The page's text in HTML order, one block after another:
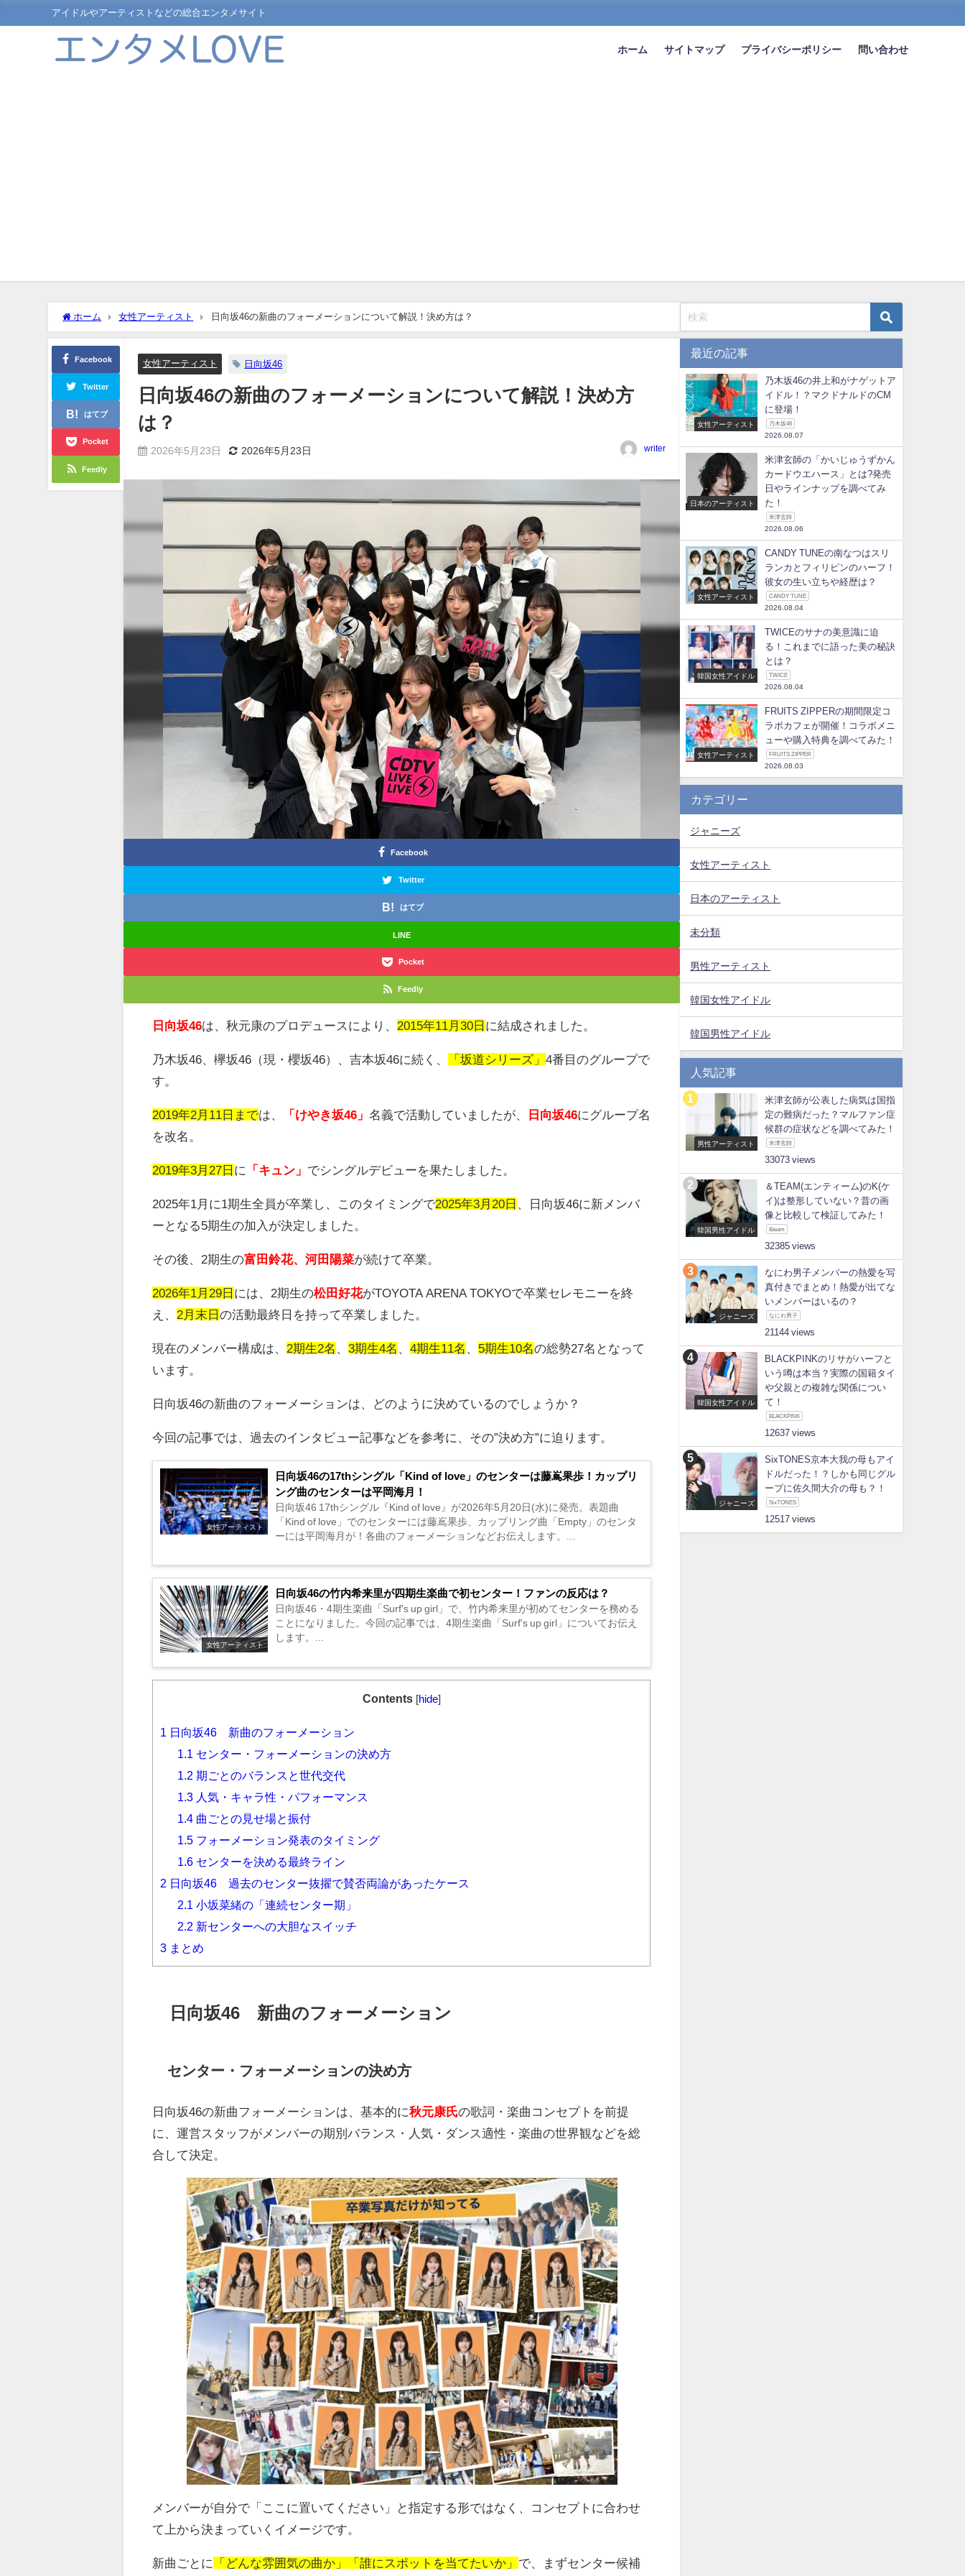
アイドルやアーティストなどの総合エンタメサイト
ホーム サイトマップ プライバシーポリシー 問い合わせ
ホーム 女性アーティスト 日向坂46の新曲のフォーメーションについて解説！決め方は？
Facebook
Twitter
はてブ
Pocket
Feedly
女性アーティスト 日向坂46
日向坂46の新曲のフォーメーションについて解説！決め方
は？
2026年5月23日 2026年5月23日 writer
Facebook
Twitter
はてブ
LINE
Pocket
Feedly
日向坂46は、秋元康のプロデュースにより、 2015年11月30日 に結成されました。
乃木坂46 、欅坂46 （現・櫻坂46）、吉本坂46に続く、 「坂道シリーズ」4番目のグループで
す。
2019年2月11日までは、 「けやき坂46」名義で活動していましたが、 日向坂46にグループ名
を改名。
2019年3月27日 に 「キュン」 でシングルデビューを果たしました。
2025年1月に1期生全員が卒業し、 このタイミングで2025年3月20日 、日向坂46に新メンバ
ーとなる5期生の加入が決定しました。
その後、 2期生の富田鈴花、河田陽菜が続けて卒業。
2026年1月29日 には、2期生の松田好花がTOYOTA ARENA TOKYOで卒業セレモニーを終
え、 2月末日の活動最終日を持って卒業しました。
現在のメンバー構成は、 2期生2名 、3期生4名 、4期生11名 5期生10名の総勢27名となって
います。
日向坂46の新曲のフォーメーションは、どのように決めているのでしょうか？
今回の記事では、過去のインタビュー記事などを参考に、その”決め方”に迫ります。
女性アーティスト
日向坂46の17thシングル「Kind of love」のセンターは藤嶌果歩！カップリ
ング曲のセンターは平岡海月！
日向坂46 17thシングル『Kind of love』が2026年5月20日(水)に発売。表題曲
「Kind of love」でのセンターには藤嶌果歩、カップリング曲「Empty」のセンタ
ーには平岡海月が！各曲のフォーメーションなどお伝えします。...
女性アーティスト
日向坂46の竹内希来里が四期生楽曲で初センター！ファンの反応は？
日向坂46・4期生楽曲「Surf's up girl」で、竹内希来里が初めてセンターを務める
ことになりました。今回の記事では、4期生楽曲「Surf's up girl」についてお伝え
します。...
Contents [hide]
1
日向坂46 新曲のフォーメーション
1.1
センター・フォーメーションの決め方
1.2 期ごとのバランスと世代交代
1.3 人気・キャラ性・パフォーマンス
1.4 曲ごとの見せ場と振付
1.5 フォーメーション発表のタイミング
1.6 センターを決める最終ライン
2 日向坂46 過去のセンター抜擢で賛否両論があったケース
2.1 小坂菜緒の「連続センター期」
2.2 新センターへの大胆なスイッチ
3 まとめ
日向坂46 新曲のフォーメーション
センター・フォーメーションの決め方
日向坂46の新曲フォーメーションは、基本的に秋元康氏の歌詞・楽曲コンセプトを前提
に、運営スタッフがメンバーの期別バランス・人気・ダンス適性・楽曲の世界観などを総
合して決定。
メンバーが自分で「ここに置いてください」と指定する形ではなく、コンセプトに合わせ
て上から決まっていくイメージです。
新曲ごとに 「どんな雰囲気の曲か」「誰にスポットを当てたいか」 で、まずセンター候補
最近の記事
女性アーティスト
乃木坂46の井上和がナゲットア
イドル！？マクドナルドのCM
に登場！
乃木坂46
2026.08.07
日本のアーティスト
米津玄師の「かいじゅうずかん
カードウエハース」とは?発売
日やラインナップを調べてみ
た！
米津玄師
2026.08.06
女性アーティスト
CANDY TUNEの南なつはスリ
ランカとフィリピンのハーフ！
彼女の生い立ちや経歴は？
CANDY TUNE
2026.08.04
韓国女性アイドル
TWICEのサナの美意識に迫
る！これまでに語った美の秘訣
とは？
TWICE
2026.08.04
女性アーティスト
FRUITS ZIPPERの期間限定コ
ラボカフェが開催！コラボメニ
ューや購入特典を調べてみた！
FRUITS ZIPPER
2026.08.03
カテゴリー
ジャニーズ
女性アーティスト
日本のアーティスト
未分類
男性アーティスト
韓国女性アイドル
韓国男性アイドル
人気記事
男性アーティスト
米津玄師が公表した病気は国指
定の難病だった？マルファン症
候群の症状などを調べてみた！
米津玄師
33073
韓国男性アイドル
＆TEAM(エンティーム)のK(ケ
イ)は整形していない？昔の画
像と比較して検証してみた！
&team
32385
ジャニーズ
なにわ男子メンバーの熱愛を写
真付きでまとめ！熱愛が出てな
いメンバーはいるの？
なにわ男子
21144
韓国女性アイドル
BLACKPINKのリサがハーフと
いう噂は本当？実際の国籍タイ
や父親との複雑な関係につい
て！
BLACKPINK
12637
ジャニーズ
SixTONES京本大我の母もアイ
ドルだった！？しかも同じグル
ープに佐久間大介の母も？！
SixTONES
12517